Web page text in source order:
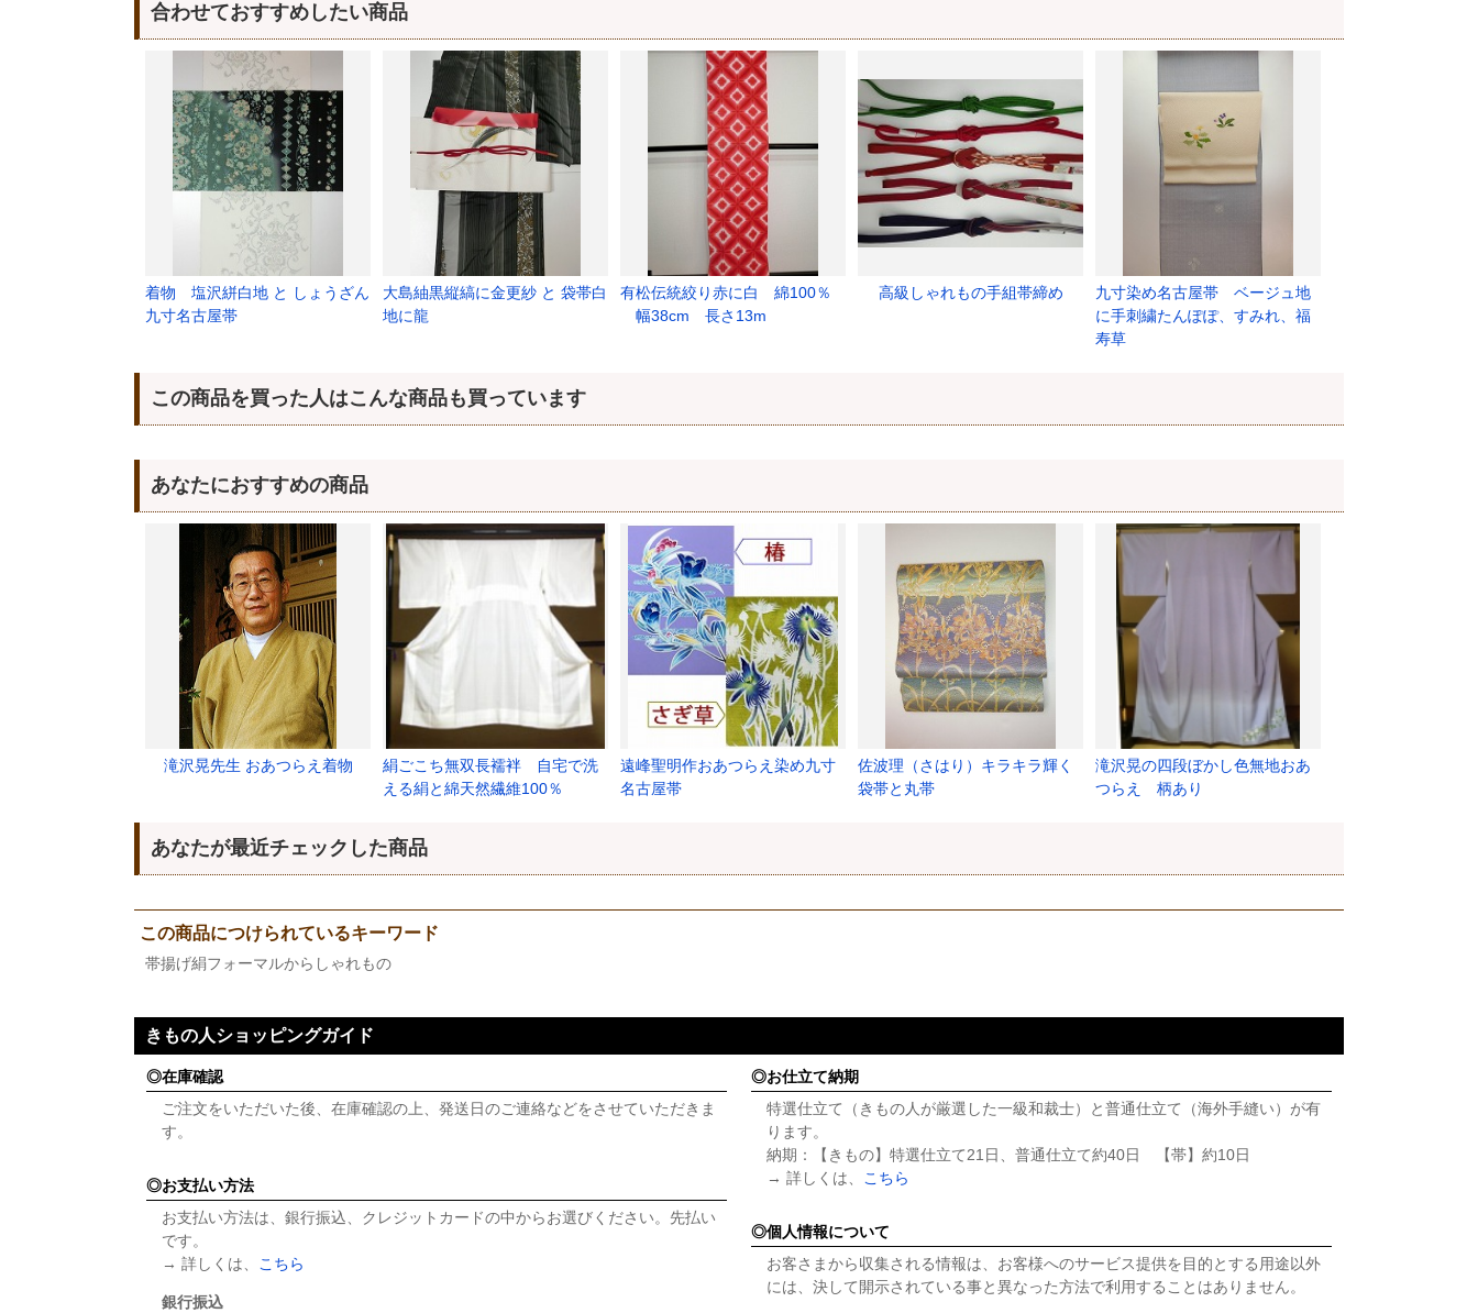
合わせておすすめしたい商品
着物 塩沢絣白地 と しょうざん
九寸名古屋帯
大島紬黒縦縞に金更紗 と 袋帯白
地に龍
有松伝統絞り赤に白 綿100％
幅38cm 長さ13m
高級しゃれもの手組帯締め
九寸染め名古屋帯 ベージュ地
に手刺繍たんぽぽ、すみれ、福
寿草
この商品を買った人はこんな商品も買っています
あなたにおすすめの商品
滝沢晃先生 おあつらえ着物
絹ごこち無双長襦袢 自宅で洗
える絹と綿天然繊維100％
遠峰聖明作おあつらえ染め九寸
名古屋帯
佐波理（さはり）キラキラ輝く
袋帯と丸帯
滝沢晃の四段ぼかし色無地おあ
つらえ 柄あり
あなたが最近チェックした商品
この商品につけられているキーワード
帯揚げ絹フォーマルからしゃれもの
きもの人ショッピングガイド
在庫確認
ご注文をいただいた後、在庫確認の上、発送日のご連絡などをさせていただきま
す。
お支払い方法
お支払い方法は、銀行振込、クレジットカードの中からお選びください。先払い
です。
→ 詳しくは、 こちら
銀行振込
お仕立て納期
特選仕立て（きもの人が厳選した一級和裁士）と普通仕立て（海外手縫い）が有
ります。
納期：【きもの】特選仕立て21日、普通仕立て約40日 【帯】約10日
→ 詳しくは、 こちら
個人情報について
お客さまから収集される情報は、お客様へのサービス提供を目的とする用途以外
には、決して開示されている事と異なった方法で利用することはありません。